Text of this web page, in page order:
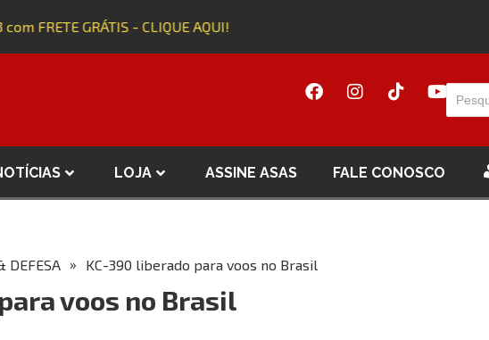
FRETE GRÁTIS - CLIQUE AQUI!
LOJA ASSINE ASAS FALE CONOSCO
DEFESA » KC-390 liberado para voos no Brasil
voos no Brasil